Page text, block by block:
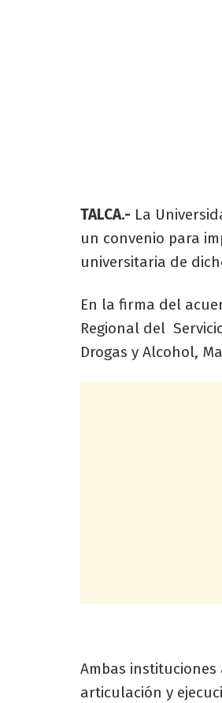
TALCA.- La
un convenio para
universitaria de
En la firma del
Regional del
Drogas y Alcohol,
Ambas
articulación y